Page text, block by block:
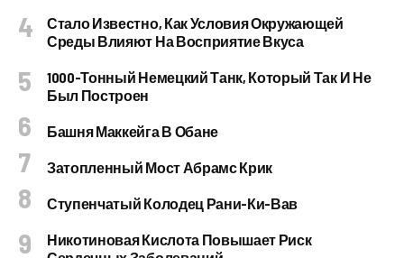
Стало Известно, Как Условия Окружающей
Среды Влияют На Восприятие Вкуса
1000-Тонный Немецкий Танк, Который Так И Не
Был Построен
Башня Маккейга В Обане
Затопленный Мост Абрамс Крик
Ступенчатый Колодец Рани-Ки-Вав
Никотиновая Кислота Повышает Риск